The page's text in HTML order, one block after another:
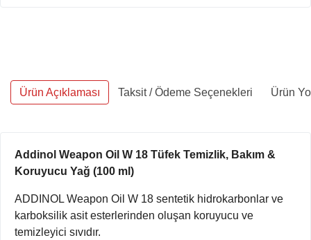
Ürün Açıklaması Taksit / Ödeme Seçenekleri Ürün
Addinol Weapon Oil W 18 Tüfek Temizlik, Bakım &
Koruyucu Yağ (100 ml)
ADDINOL Weapon Oil W 18 sentetik hidrokarbonlar ve
karboksilik asit esterlerinden oluşan koruyucu ve
temizleyici sıvıdır.